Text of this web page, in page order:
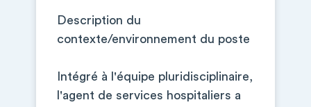
Description du
contexte/environnement du poste
Intégré à l'équipe pluridisciplinaire,
l'agent de services hospitaliers a